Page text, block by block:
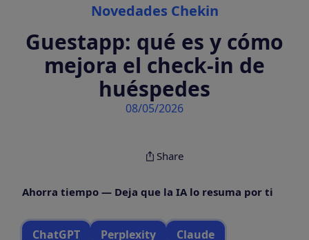
Novedades Chekin
Guestapp: qué es y cómo
mejora el check-in de
huéspedes
08/05/2026
Share
Ahorra tiempo — Deja que la IA lo resuma por ti
ChatGPT Perplexity Claude